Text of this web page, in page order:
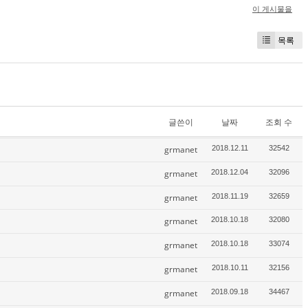
이 게시물을
목록
글쓴이 날짜 조회 수
grmanet 2018.12.11 32542
grmanet 2018.12.04 32096
grmanet 2018.11.19 32659
grmanet 2018.10.18 32080
grmanet 2018.10.18 33074
grmanet 2018.10.11 32156
grmanet 2018.09.18 34467